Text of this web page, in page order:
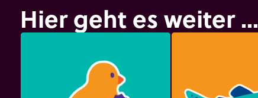
Hier geht es weiter ...